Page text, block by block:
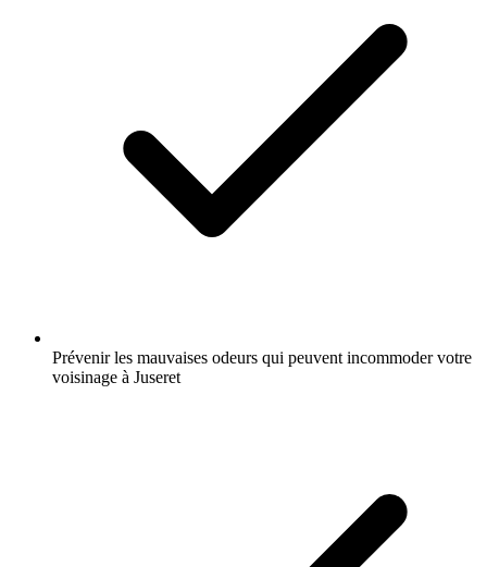
Prévenir les mauvaises odeurs qui peuvent incommoder votre
voisinage à Juseret